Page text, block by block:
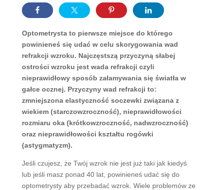
Optometrysta to pierwsze miejsce do którego
powinieneś się udać w celu skorygowania wad
refrakcji wzroku. Najczęstszą przyczyną słabej
ostrości wzroku jest wada refrakcji czyli
nieprawidłowy sposób załamywania się światła w
gałce ocznej. Przyczyny wad refrakcji to:
zmniejszona elastyczność soczewki związana z
wiekiem (starczowzroczność), nieprawidłowości
rozmiaru oka (krótkowzroczność, nadwzroczność)
oraz nieprawidłowości kształtu rogówki
(astygmatyzm).
Jeśli czujesz, że Twój wzrok nie jest już taki jak kiedyś
lub jeśli masz ponad 40 lat, powinieneś udać się do
optometrysty aby przebadać wzrok. Wiele problemów ze